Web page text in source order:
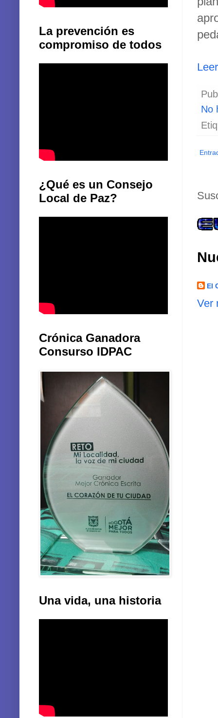
No
El
Ver
La prevención es
compromiso de todos
¿Qué es un Consejo
Local de Paz?
Crónica Ganadora
Consurso IDPAC
Una vida, una historia